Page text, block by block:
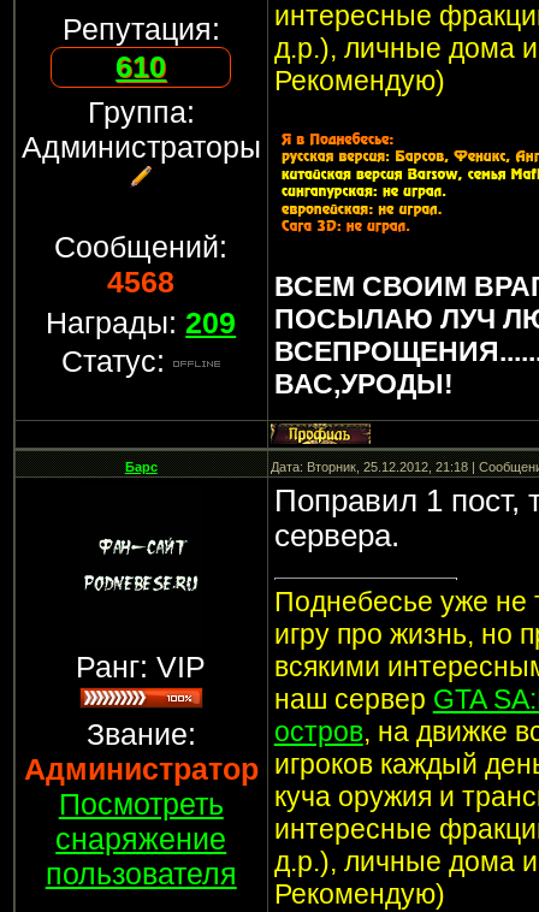
Репутация:
610
Группа:
Администраторы
Сообщений:
4568
Награды:209
Статус:
интересные
д.р.), личные дома
Рекомендую)
ВСЕМ СВОИМ
ПОСЫЛАЮ ЛУЧ
ВАС,УРОДЫ!
Барс Дата: Вторник, 25.12.2012, 21:18 |
Ранг: VIP
Звание:
Администратор
Посмотреть
снаряжение
пользователя
Поправил 1 пост,
сервера.
Поднебесье уже не
игру про жизнь, но
всякими
наш сервер GTA
остров, на движке
игроков каждый
куча оружия и
интересные
д.р.), личные дома
Рекомендую)